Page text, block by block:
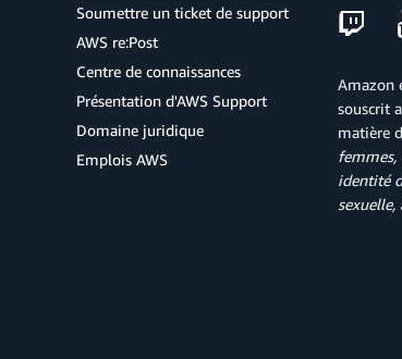
Soumettre un ticket de support
AWS re:Post
Centre de connaissances
Présentation d'AWS Support
Domaine juridique
Emplois AWS
Amazon
souscrit
matière
femmes,
identité
sexuelle,